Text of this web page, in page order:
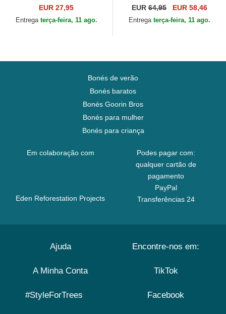
The League da Toronto
Raptors NBA da New Era
EUR 27,95
Entrega terça-feira, 11 ago.
Cotton Chino Classic Sport
da Polo Ralph Lauren
EUR 64,95 EUR 58,46
Entrega terça-feira, 11 ago.
Bonés de verão
Bonés baratos
Bonés Goorin Bros
Bonés para mulher
Bonés para criança
Em colaboração com
Eden Reforestation Projects
Podes pagar com:
qualquer cartão de
pagamento
PayPal
Transferências 24
Ajuda
A Minha Conta
#StyleForTrees
Encontre-nos em:
TikTok
Facebook